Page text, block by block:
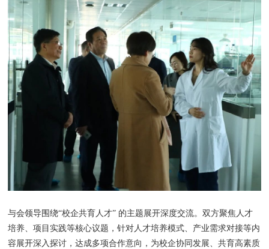
与会领导围绕“校企共育人才” 的主题展开深度交流。双方聚焦人才
培养、项目实践等核心议题，针对人才培养模式、产业需求对接等内
容展开深入探讨，达成多项合作意向，为校企协同发展、共育高素质